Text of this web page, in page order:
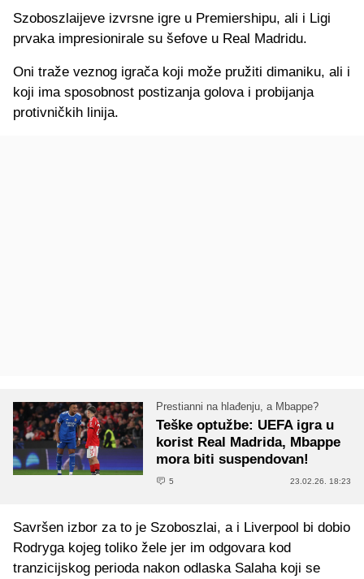
Szoboszlaijeve izvrsne igre u Premiershipu, ali i Ligi
prvaka impresionirale su šefove u Real Madridu.
Oni traže veznog igrača koji može pružiti dimaniku, ali i
koji ima sposobnost postizanja golova i probijanja
protivničkih linija.
Prestianni na hlađenju, a Mbappe?
Teške optužbe: UEFA igra u
korist Real Madrida, Mbappe
mora biti suspendovan!
5 23.02.26. 18:23
Savršen izbor za to je Szoboszlai, a i Liverpool bi dobio
Rodryga kojeg toliko žele jer im odgovara kod
tranzicijskog perioda nakon odlaska Salaha koji se